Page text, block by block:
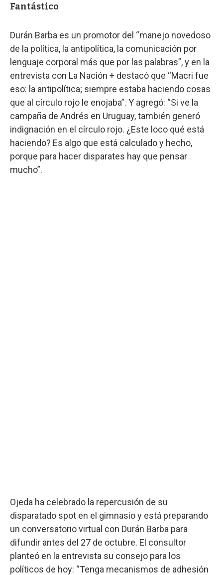
Fantástico
Durán Barba es un promotor del “manejo novedoso
de la política, la antipolítica, la comunicación por
lenguaje corporal más que por las palabras”, y en la
entrevista con La Nación + destacó que “Macri fue
eso: la antipolítica; siempre estaba haciendo cosas
que al círculo rojo le enojaba”. Y agregó: “Si ve la
campaña de Andrés en Uruguay, también generó
indignación en el círculo rojo. ¿Este loco qué está
haciendo? Es algo que está calculado y hecho,
porque para hacer disparates hay que pensar
mucho”.
Ojeda ha celebrado la repercusión de su
disparatado spot en el gimnasio y está preparando
un conversatorio virtual con Durán Barba para
difundir antes del 27 de octubre. El consultor
planteó en la entrevista su consejo para los
políticos de hoy: “Tenga mecanismos de adhesión